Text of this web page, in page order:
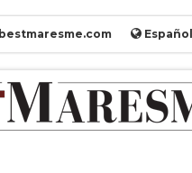
bestmaresme.com